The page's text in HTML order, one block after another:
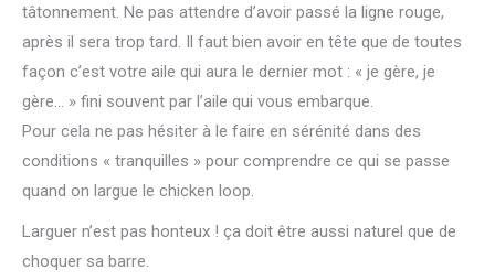
tâtonnement. Ne pas attendre d’avoir passé la ligne rouge,
après il sera trop tard. Il faut bien avoir en tête que de toutes
façon c’est votre aile qui aura le dernier mot : « je gère, je
gère… » fini souvent par l’aile qui vous embarque.
Pour cela ne pas hésiter à le faire en sérénité dans des
conditions « tranquilles » pour comprendre ce qui se passe
quand on largue le chicken loop.
Larguer n’est pas honteux ! ça doit être aussi naturel que de
choquer sa barre.